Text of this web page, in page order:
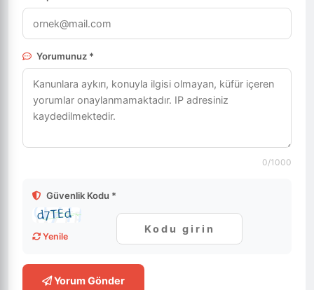
Yorumunuz *
0/1000
Güvenlik Kodu *
Yenile
Yorum Gönder